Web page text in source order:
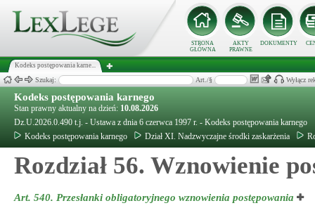
STRONA
GŁÓWNA
AKTY
PRAWNE
DOKUMENTY
Kodeks postępowania karne...
Szukaj: Art./§ Wyłącz
Kodeks postępowania karnego
Stan prawny aktualny na dzień: 10.08.2026
Dz.U.2026.0.490 t.j. - Ustawa z dnia 6 czerwca 1997 r. - Kodeks postępowania karnego
Kodeks postępowania karnego
Dział XI. Nadzwyczajne środki zaskarżenia
Rozdział 56. Wznowienie
Art. 540. Przesłanki obligatoryjnego wznowienia postępowania